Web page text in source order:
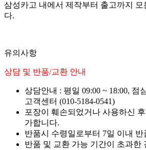
삼성카고 내에서 제작부터 출고까지 모
다.
유의사항
상담 및 반품/교환 안내
상담안내 : 평일 09:00 ~ 18:00, 점
고객센터 (010-5184-0541)
포장이 훼손되었거나 사용하신
가합니다.
반품시 수령일로부터 7일 이내
반품 및 교환 가능 기간이 초과한